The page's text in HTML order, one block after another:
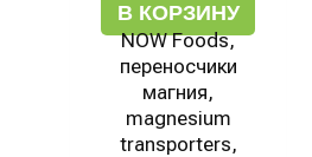
В КОРЗИНУ
NOW Foods,
переносчики
магния,
magnesium
transporters,